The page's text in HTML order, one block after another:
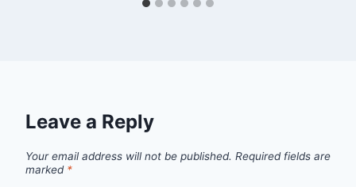
Leave a Reply
Your email address will not be published. Required fields are
marked *